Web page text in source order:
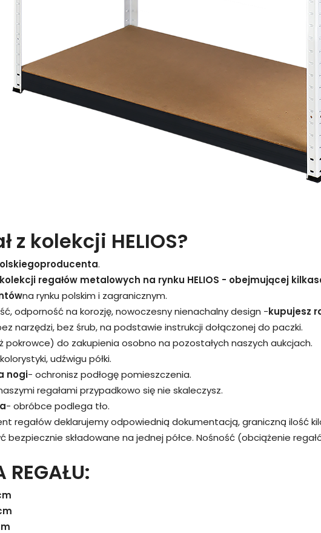
z kolekcji HELIOS?
producenta.
regałów metalowych na rynku HELIOS - obejmującej
na rynku polskim i zagranicznym.
odporność na korozję, nowoczesny nienachalny design -kupujesz
narzędzi, bez śrub, na podstawie instrukcji dołączonej do paczki.
pokrowce) do zakupienia osobno na pozostałych naszych aukcjach.
udźwigu półki.
nogi- ochronisz podłogę pomieszczenia.
regałami przypadkowo się nie skaleczysz.
- obróbce podlega tło.
regałów deklarujemy odpowiednią dokumentacją, graniczną ilość
bezpiecznie składowane na jednej półce. Nośność (obciążenie
REGAŁU: